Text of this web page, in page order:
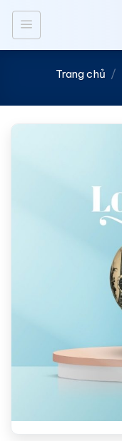
Bỏ
nội
Trang chủ /